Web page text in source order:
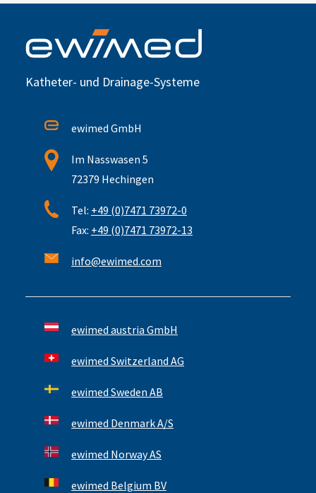
Katheter- und Drainage-Systeme
ewimed GmbH
Im Nasswasen 5
72379 Hechingen
Tel: +49 (0)7471 73972-0
Fax: +49 (0)7471 73972-13
info@ewimed.com
ewimed austria GmbH
ewimed Switzerland AG
ewimed Sweden AB
ewimed Denmark A/S
ewimed Norway AS
ewimed Belgium BV